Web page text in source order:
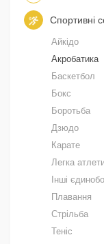
Спортивні
Айкідо
Акробатика
Баскетбол
Бокс
Боротьба
Дзюдо
Карате
Легка
Інші
Плавання
Стрільба
Теніс